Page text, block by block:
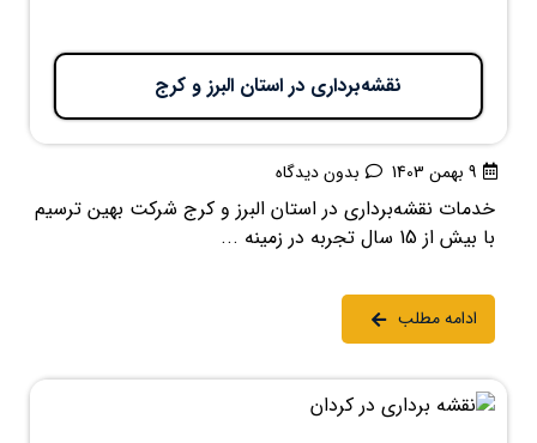
نقشه‌برداری در استان البرز و کرج
9 بهمن 1403 بدون دیدگاه
خدمات نقشه‌برداری در استان البرز و کرج شرکت بهین ترسیم
با بیش از 15 سال تجربه در زمینه ...
ادامه مطلب